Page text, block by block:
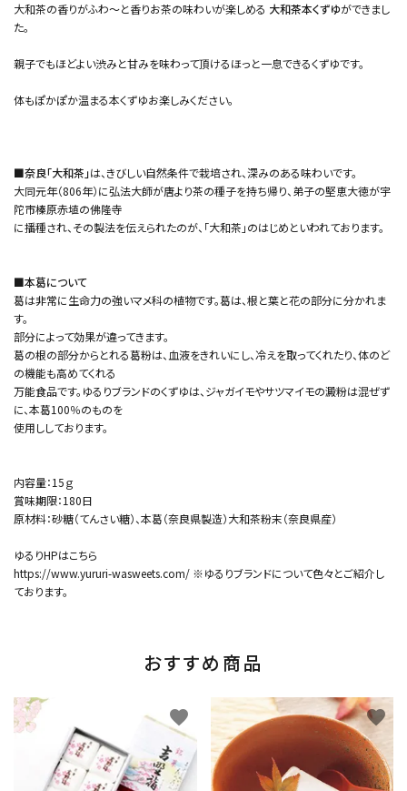
大和茶の香りがふわ～と香りお茶の味わいが楽しめる 大和茶本くずゆができまし
た。
親子でもほどよい渋みと甘みを味わって頂けるほっと一息できるくずゆです。
体もぽかぽか温まる本くずゆお楽しみください。
■奈良「大和茶」は、きびしい自然条件で栽培され、深みのある味わいです。
大同元年（806年）に弘法大師が唐より茶の種子を持ち帰り、弟子の堅恵大徳が宇
陀市榛原赤埴の佛隆寺
に播種され、その製法を伝えられたのが、「大和茶」のはじめといわれております。
■本葛について
葛は非常に生命力の強いマメ科の植物です。葛は、根と葉と花の部分に分かれま
す。
部分によって効果が違ってきます。
葛の根の部分からとれる葛粉は、血液をきれいにし、冷えを取ってくれたり、体のど
の機能も高めてくれる
万能食品です。ゆるりブランドのくずゆは、ジャガイモやサツマイモの澱粉は混ぜず
に、本葛100％のものを
使用ししております。
内容量：15ｇ
賞味期限：180日
原材料：砂糖（てんさい糖）、本葛（奈良県製造）大和茶粉末（奈良県産）
ゆるりHPはこちら
https://www.yururi-wasweets.com/ ※ゆるりブランドについて色々とご紹介し
ております。
おすすめ商品
favorite favorite